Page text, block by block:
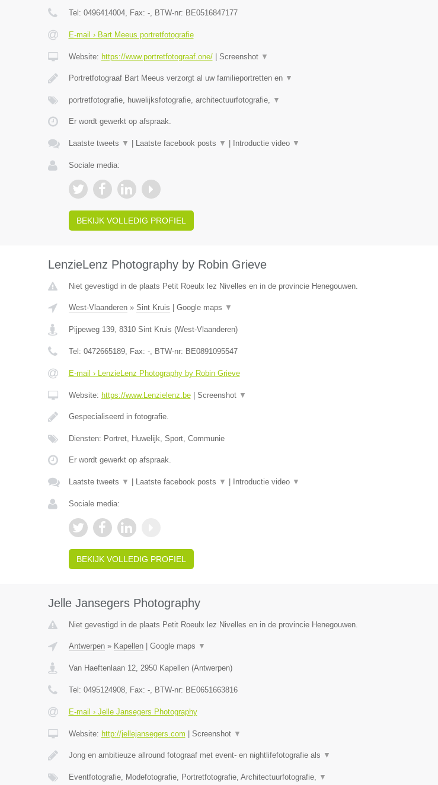
Tel: 0496414004, Fax: -, BTW-nr: BE0516847177
E-mail › Bart Meeus portretfotografie
Website: https://www.portretfotograaf.one/| Screenshot ▼
Portretfotograaf Bart Meeus verzorgt al uw familieportretten en ▼
portretfotografie, huwelijksfotografie, architectuurfotografie, ▼
Er wordt gewerkt op afspraak.
Laatste tweets ▼ Laatste facebook posts ▼ Introductie video ▼
Sociale media:
BEKIJK VOLLEDIG PROFIEL
LenzieLenz Photography by Robin Grieve
Niet gevestigd in de plaats Petit Roeulx lez Nivelles en in de provincie Henegouwen.
West-Vlaanderen» Sint Kruis Google maps ▼
Pijpeweg 139, 8310 Sint Kruis (West-Vlaanderen)
Tel: 0472665189, Fax: -, BTW-nr: BE0891095547
E-mail › LenzieLenz Photography by Robin Grieve
Website: https://www.Lenzielenz.be| Screenshot ▼
Gespecialiseerd in fotografie.
Diensten: Portret, Huwelijk, Sport, Communie
Er wordt gewerkt op afspraak.
Laatste tweets ▼ Laatste facebook posts ▼ Introductie video ▼
Sociale media:
BEKIJK VOLLEDIG PROFIEL
Jelle Jansegers Photography
Niet gevestigd in de plaats Petit Roeulx lez Nivelles en in de provincie Henegouwen.
Antwerpen» Kapellen| Google maps ▼
Van Haeftenlaan 12, 2950 Kapellen(Antwerpen)
Tel: 0495124908, Fax: -, BTW-nr: BE0651663816
E-mail › Jelle Jansegers Photography
Website: http://jellejansegers.com Screenshot ▼
Jong en ambitieuze allround fotograaf met event- en nightlifefotografie als ▼
Eventfotografie, Modefotografie, Portretfotografie, Architectuurfotografie, ▼